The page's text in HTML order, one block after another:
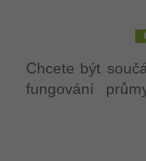
Chcete být
fungování